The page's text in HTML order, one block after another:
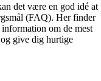
det være en god idé at
(FAQ). Her finder
om de mest
give dig hurtige